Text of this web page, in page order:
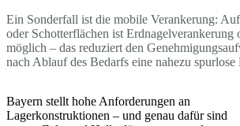
Ein Sonderfall ist die mobile Verankerung:
oder Schotterflächen ist Erdnagelverankerung
möglich – das reduziert den
nach Ablauf des Bedarfs eine nahezu spurlose
Bayern stellt hohe Anforderungen an
Lagerkonstruktionen – und genau dafür sind